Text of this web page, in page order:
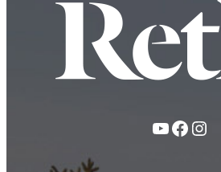
YouTube
Facebook